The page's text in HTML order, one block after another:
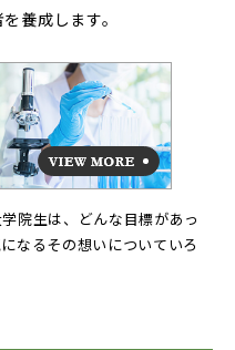
養成します。
院生は、どんな目標があっ
なるその想いについていろ